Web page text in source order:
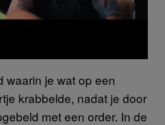
waarin je wat op een
krabbelde, nadat je door
met een order. In de